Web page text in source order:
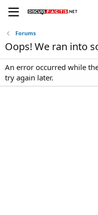
Forums
Oops! We ran into
An error occurred while
try again later.